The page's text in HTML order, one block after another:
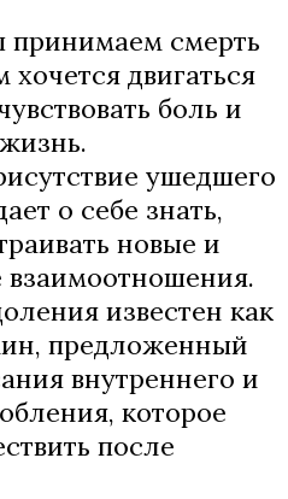
принимаем смерть
двигаться
боль и
ушедшего
о себе знать,
новые и
известен как
предложенный
внутреннего и
которое
после